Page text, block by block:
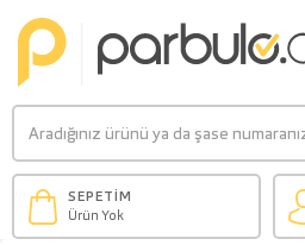
SEPETİM
Ürün Yok